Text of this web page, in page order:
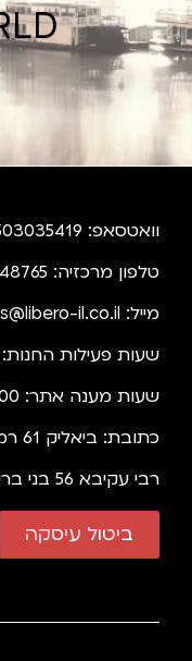
וואטסאפ: 0503035419
טלפון מרכזיה: 0733948765
מייל: il.co.il
שעות פעילות החנות: 10:00-20:00
שעות מענה אתר: 10:00-15:00
כתובת: ביאליק 61 רמת גן
רבי עקיבא 56 בני ברק
ביטול עיסקה